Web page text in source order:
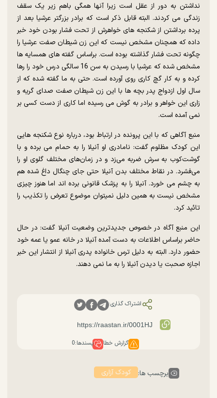
نداشتن به دور از عقل است زیرا آنها همگی باهم زیر یک سقف
زندگی می کردند. البته قابل ذکر است که برادر بزرگتر عرشیا بعد از
پرده برداشتن از شکنجه های خواهرش از تحت فشار بودن خود خبر
داده که همچنان مشخص نیست که این زن شیطان صفت عرشیا را
چگونه تحت فشار گذاشته بوده است. براساس گفته های همسایه ها
مشخص شده که عرشیا با رسیدن به سن 16 سالگی درس خود را رها
کرده و به کار گچ کاری روی آورده است. حتی به ما گفته شده که از
سال اول ازدواج پدر بچه ها با این زن شیطان صفت صدای گریه و
زاری این خواهر و برادر به گوش می رسیده اما کاری از دست کسی بر
نمی آمده است.
منبع آگاهی که با این پرونده در ارتباط بود، درباره نوع شکنجه‌ هایی
این کودک مظلوم گفت: نامادری او آنیلا را به حمام می برده و با
گوشت‌کوب به سرش ضربه می‌زد و در زمان‌های مختلف گلوی او را
می‌فشرد. در نقاط مختلف بدن آنیلا حتی جای چنگال داغ شده هم
به چشم می خورد. آنیلا را به پزشک قانونی برده اند اما هنوز چیزی
مشخص نیست به همین دلیل نمیتوان موضوع تعرض را تکذیب را
تائید کرد.
این منبع آگاه در خصوص جدیدترین وضعیت آنیلا گفت: در حال
حاضر براساس اطلاعات به دست آمده آنیلا در خانه عمو یا عمه خود
حضور دارد. البته به دلیل ترس خانواده پدری آنیلا از انتشار این خبر
اجازه صحبت یا دیدن آنیلا را به ما نمی دهند.
اشتراک گذاری:
گزارش خطا پسندها:0
برچسب ها: کودک آزاری